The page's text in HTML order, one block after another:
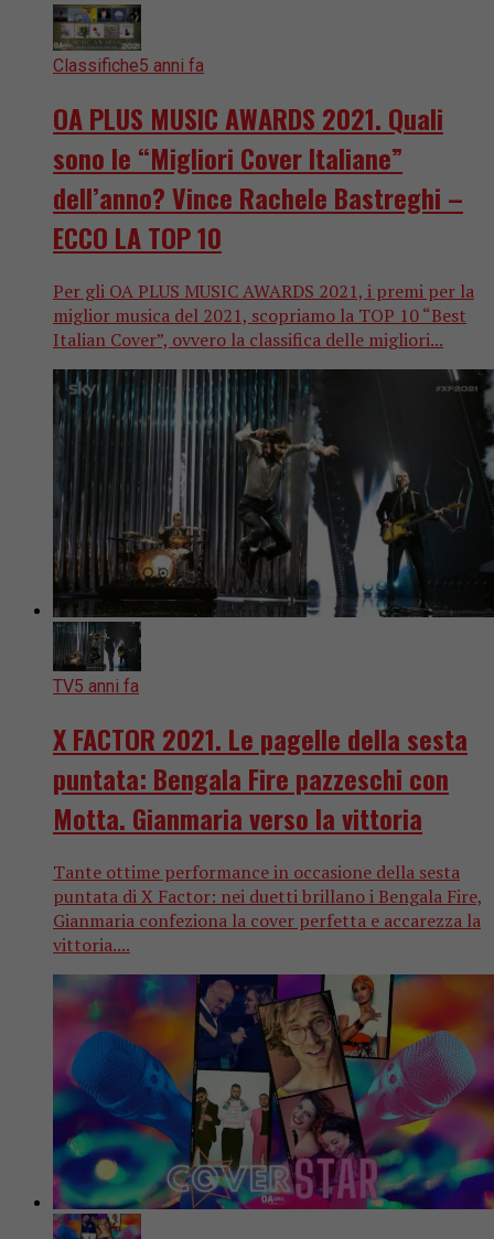
Classifiche5 anni fa
OA PLUS MUSIC AWARDS 2021. Quali
sono le “Migliori Cover Italiane”
dell’anno? Vince Rachele Bastreghi –
ECCO LA TOP 10
Per gli OA PLUS MUSIC AWARDS 2021, i premi per la
miglior musica del 2021, scopriamo la TOP 10 “Best
Italian Cover”, ovvero la classifica delle migliori...
TV5 anni fa
X FACTOR 2021. Le pagelle della sesta
puntata: Bengala Fire pazzeschi con
Motta. Gianmaria verso la vittoria
Tante ottime performance in occasione della sesta
puntata di X Factor: nei duetti brillano i Bengala Fire,
Gianmaria confeziona la cover perfetta e accarezza la
vittoria....